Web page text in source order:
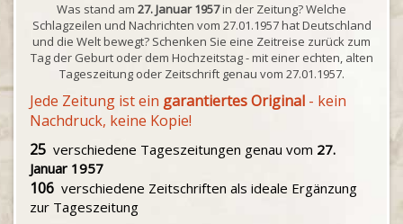
Was stand am 27. Januar 1957in der Zeitung? Welche
Schlagzeilen und Nachrichten vom 27.01.1957 hat Deutschland
und die Welt bewegt? Schenken Sie eine Zeitreise zurück zum
Tag der Geburt oder dem Hochzeitstag - mit einer echten, alten
Tageszeitung oder Zeitschrift genau vom 27.01.1957.
Jede Zeitung ist ein garantiertes Original - kein
Nachdruck, keine Kopie!
25 verschiedene Tageszeitungen genau vom 27.
Januar 1957
106 verschiedene Zeitschriften als ideale Ergänzung
zur Tageszeitung